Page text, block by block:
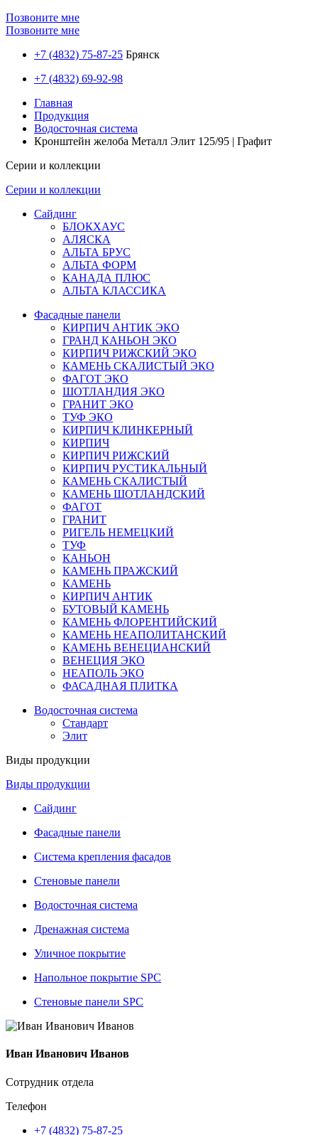
Позвоните мне
Позвоните мне
+7 (4832) 75-87-25 Брянск
+7 (4832) 69-92-98
Главная
Продукция
Водосточная система
Кронштейн желоба Металл Элит 125/95 | Графит
Серии и коллекции
Серии и коллекции
Сайдинг
БЛОКХАУС
АЛЯСКА
АЛЬТА БРУС
АЛЬТА ФОРМ
КАНАДА ПЛЮС
АЛЬТА КЛАССИКА
Фасадные панели
КИРПИЧ АНТИК ЭКО
ГРАНД КАНЬОН ЭКО
КИРПИЧ РИЖСКИЙ ЭКО
КАМЕНЬ СКАЛИСТЫЙ ЭКО
ФАГОТ ЭКО
ШОТЛАНДИЯ ЭКО
ГРАНИТ ЭКО
ТУФ ЭКО
КИРПИЧ КЛИНКЕРНЫЙ
КИРПИЧ
КИРПИЧ РИЖСКИЙ
КИРПИЧ РУСТИКАЛЬНЫЙ
КАМЕНЬ СКАЛИСТЫЙ
КАМЕНЬ ШОТЛАНДСКИЙ
ФАГОТ
ГРАНИТ
РИГЕЛЬ НЕМЕЦКИЙ
ТУФ
КАНЬОН
КАМЕНЬ ПРАЖСКИЙ
КАМЕНЬ
КИРПИЧ АНТИК
БУТОВЫЙ КАМЕНЬ
КАМЕНЬ ФЛОРЕНТИЙСКИЙ
КАМЕНЬ НЕАПОЛИТАНСКИЙ
КАМЕНЬ ВЕНЕЦИАНСКИЙ
ВЕНЕЦИЯ ЭКО
НЕАПОЛЬ ЭКО
ФАСАДНАЯ ПЛИТКА
Водосточная система
Стандарт
Элит
Виды продукции
Виды продукции
Сайдинг
Фасадные панели
Система крепления фасадов
Стеновые панели
Водосточная система
Дренажная система
Уличное покрытие
Напольное покрытие SPC
Стеновые панели SPC
Иван Иванович Иванов
Сотрудник отдела
Телефон
+7 (4832) 75-87-25